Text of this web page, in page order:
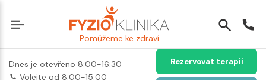
Pomůžeme ke zdraví
Dnes je otevřeno 8:00-16:30
Volejte od 8:00-15:00
Rezervovat terapii